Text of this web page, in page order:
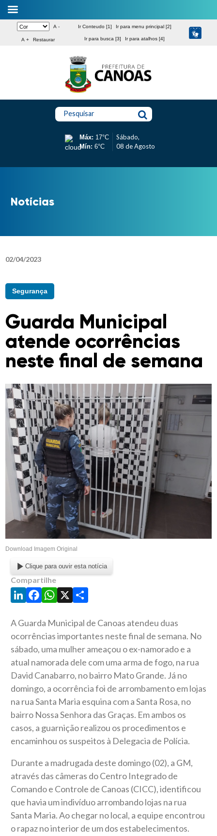
A -
A + Restaurar
Ir Conteudo [1] Ir para menu principal [2]
Ir para busca [3] Ir para atalhos [4]
Pesquisar
Máx: 17°C
Mín: 6°C
Sábado,
08 de Agosto
Notícias
02/04/2023
Segurança
Guarda Municipal
atende ocorrências
neste final de semana
Download Imagem Original
Clique para ouvir esta notícia
Compartilhe
LinkedIn
Facebook
WhatsApp
X Share
A Guarda Municipal de Canoas atendeu duas
ocorrências importantes neste final de semana. No
sábado, uma mulher ameaçou o ex-namorado e a
atual namorada dele com uma arma de fogo, na rua
David Canabarro, no bairro Mato Grande. Já no
domingo, a ocorrência foi de arrombamento em lojas
na rua Santa Maria esquina com a Santa Rosa, no
bairro Nossa Senhora das Graças. Em ambos os
casos, a guarnição realizou os procedimentos e
encaminhou os suspeitos à Delegacia de Polícia.
Durante a madrugada deste domingo (02), a GM,
através das câmeras do Centro Integrado de
Comando e Controle de Canoas (CICC), identificou
que havia um indivíduo arrombando lojas na rua
Santa Maria. Ao chegar no local, a equipe encontrou
o rapaz no interior de um dos estabelecimentos.